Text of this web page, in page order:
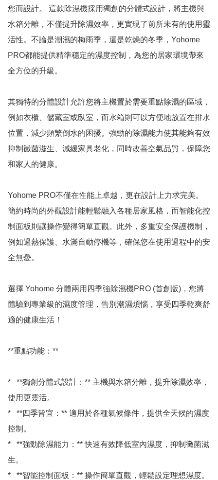
您而設計。 這款除濕機採用獨創的分體式設計，將主機與
水箱分離，不僅提升除濕效率，更實現了前所未有的使用靈
活性。不論是潮濕的梅雨季，還是乾燥的冬季，Yohome
PRO都能提供精準穩定的濕度控制，為您的居家環境帶來
全方位的升級。
其獨特的分體設計允許您將主機置於需要重點除濕的區域，
例如衣櫃、儲藏室或臥室，而水箱則可以方便地放置在排水
位置，減少頻繁倒水的困擾。強勁的除濕能力使其能夠有效
抑制黴菌滋生、減緩家具老化，同時改善空氣品質，保障您
和家人的健康。
Yohome PRO不僅在性能上卓越，更在設計上力求完美。
簡約時尚的外觀設計能輕鬆融入各種居家風格，而智能化控
制面板則讓操作變得簡單直觀。此外，多重安全保護機制，
例如過熱保護、水滿自動停機等，確保您在使用過程中的安
全無憂。
選擇 Yohome 分體兩用四季強除濕機PRO (首創版)，您將
體驗到專業級的濕度管理，告別潮濕煩惱，享受四季乾爽舒
適的健康生活！
**重點功能：**
*   **獨創分體式設計：** 主機與水箱分離，提升除濕效率，
使用更靈活。
*   **四季皆宜：** 適用於各種氣候條件，提供全天候的濕度
控制。
*   **強勁除濕能力：** 快速有效降低室內濕度，抑制黴菌滋
生。
*   **智能控制面板：** 操作簡單直觀，輕鬆設定理想濕度。